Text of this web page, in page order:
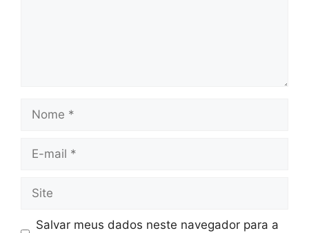
Nome
Site
Salvar meus dados neste navegador para a